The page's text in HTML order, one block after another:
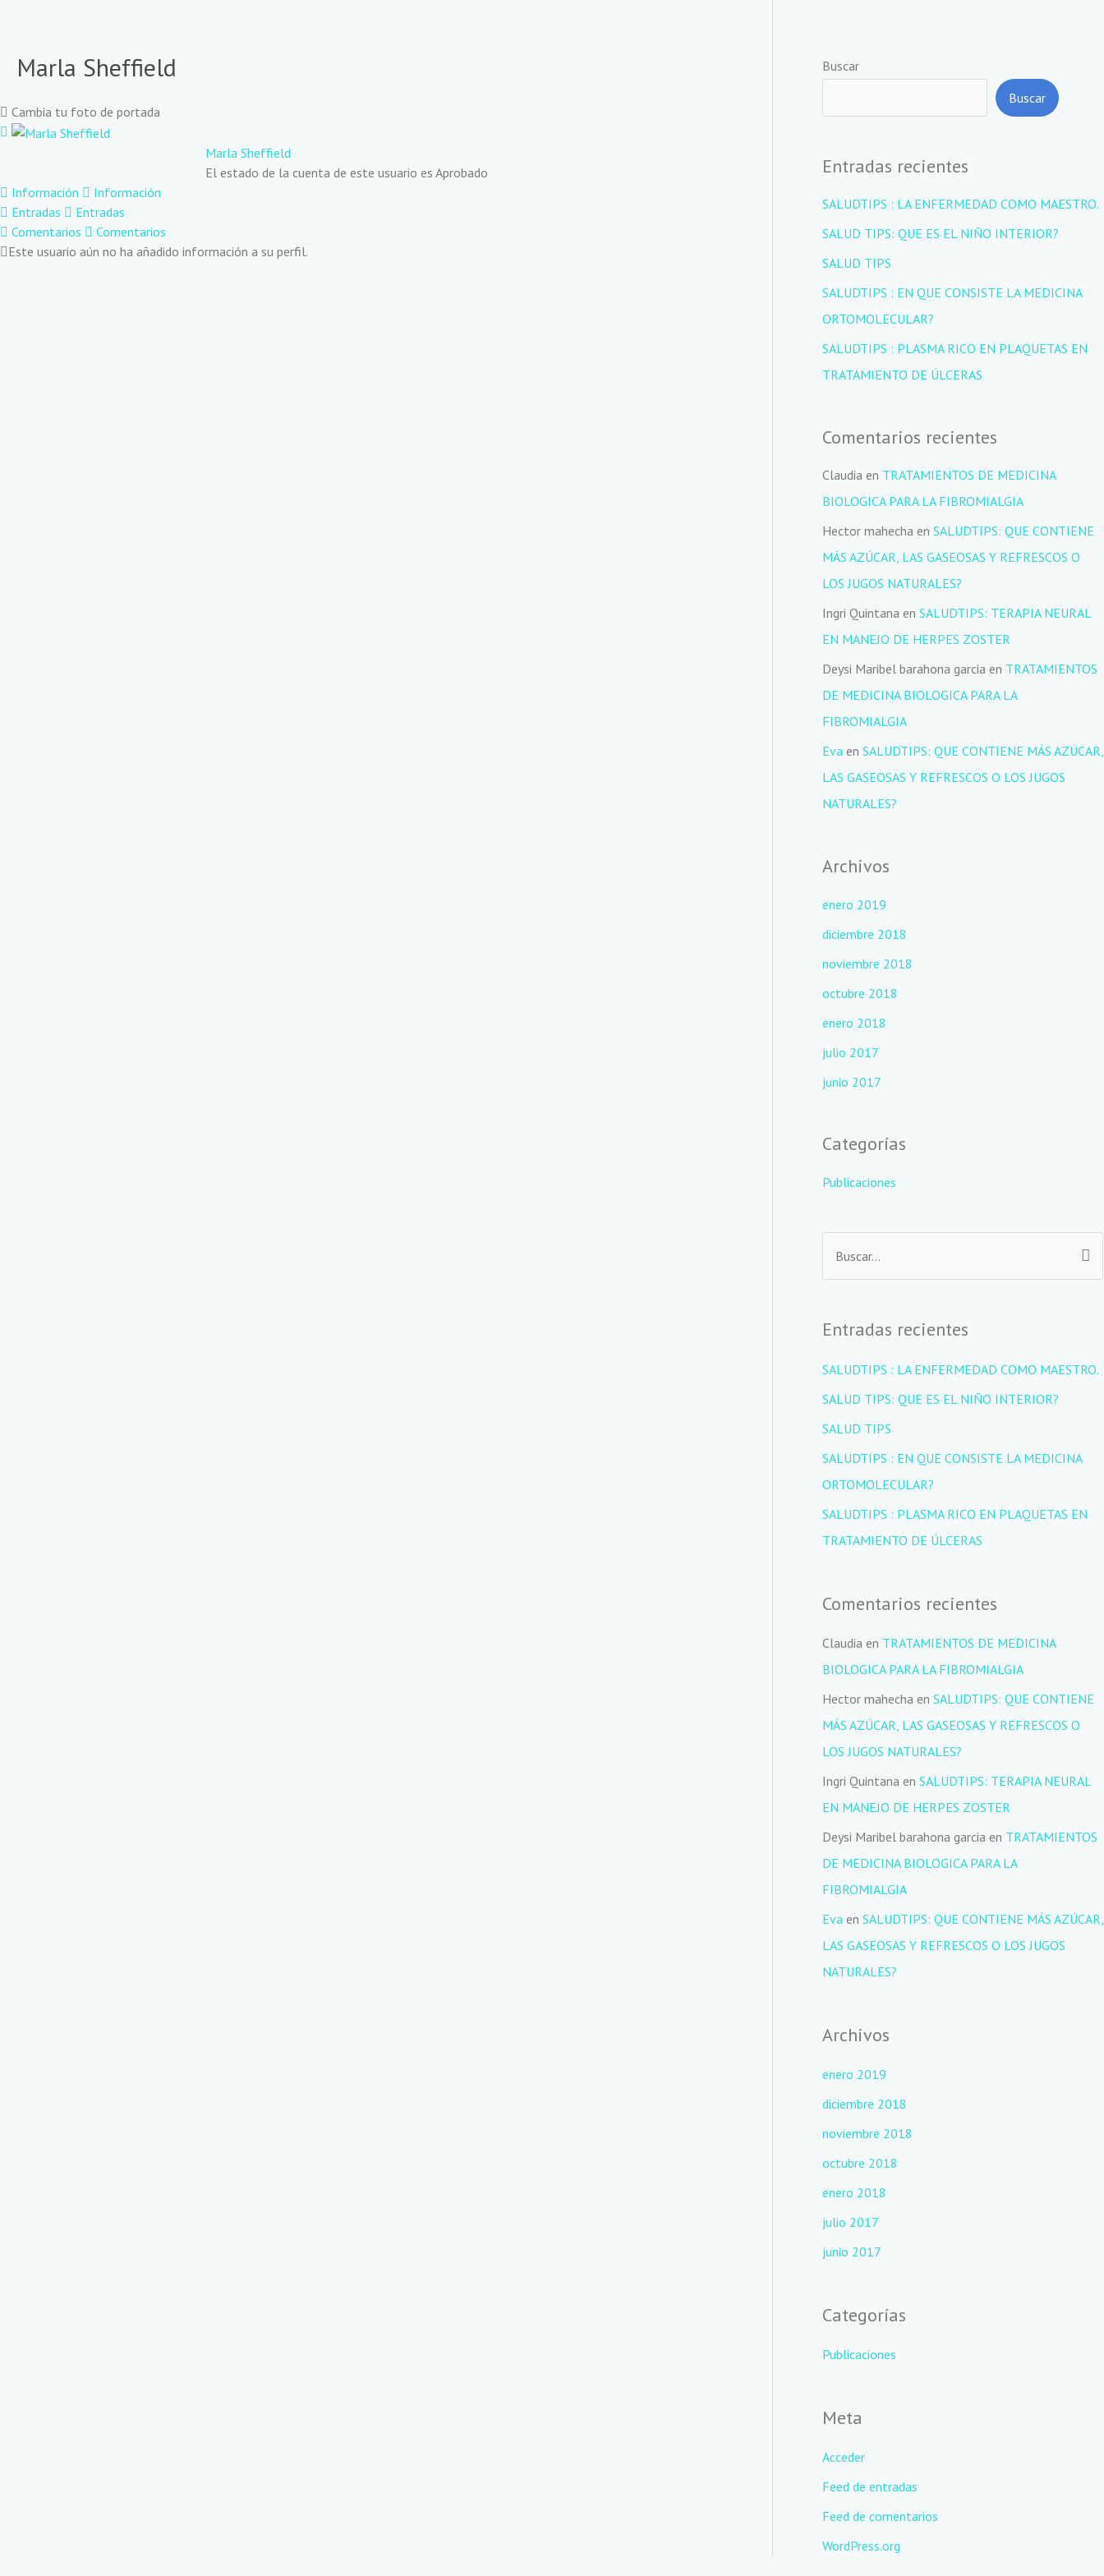
Marla Sheffield
Cambia tu foto de portada
Marla Sheffield
El estado de la cuenta de este usuario es Aprobado
Información
Información
Entradas
Entradas
Comentarios
Comentarios
Este usuario aún no ha añadido información a su perfil.
Buscar
Buscar
Entradas recientes
SALUDTIPS : LA ENFERMEDAD COMO MAESTRO.
SALUD TIPS: QUE ES EL NIÑO INTERIOR?
SALUD TIPS
SALUDTIPS : EN QUE CONSISTE LA MEDICINA
ORTOMOLECULAR?
SALUDTIPS : PLASMA RICO EN PLAQUETAS EN
TRATAMIENTO DE ÚLCERAS
Comentarios recientes
Claudia en TRATAMIENTOS DE MEDICINA
BIOLOGICA PARA LA FIBROMIALGIA
Hector mahecha en SALUDTIPS: QUE CONTIENE
MÁS AZÚCAR, LAS GASEOSAS Y REFRESCOS O
LOS JUGOS NATURALES?
Ingri Quintana en SALUDTIPS: TERAPIA NEURAL
EN MANEJO DE HERPES ZOSTER
Deysi Maribel barahona garcia en TRATAMIENTOS
DE MEDICINA BIOLOGICA PARA LA
FIBROMIALGIA
Evaen SALUDTIPS: QUE CONTIENE MÁS AZÚCAR,
LAS GASEOSAS Y REFRESCOS O LOS JUGOS
NATURALES?
Archivos
enero 2019
diciembre 2018
noviembre 2018
octubre 2018
enero 2018
julio 2017
junio 2017
Categorías
Publicaciones
c
a
r
Entradas recientes
SALUDTIPS : LA ENFERMEDAD COMO MAESTRO.
SALUD TIPS: QUE ES EL NIÑO INTERIOR?
SALUD TIPS
SALUDTIPS : EN QUE CONSISTE LA MEDICINA
ORTOMOLECULAR?
SALUDTIPS : PLASMA RICO EN PLAQUETAS EN
TRATAMIENTO DE ÚLCERAS
Comentarios recientes
Claudia en TRATAMIENTOS DE MEDICINA
BIOLOGICA PARA LA FIBROMIALGIA
Hector mahecha en SALUDTIPS: QUE CONTIENE
MÁS AZÚCAR, LAS GASEOSAS Y REFRESCOS O
LOS JUGOS NATURALES?
Ingri Quintana en SALUDTIPS: TERAPIA NEURAL
EN MANEJO DE HERPES ZOSTER
Deysi Maribel barahona garcia en TRATAMIENTOS
DE MEDICINA BIOLOGICA PARA LA
FIBROMIALGIA
Eva en SALUDTIPS: QUE CONTIENE MÁS AZÚCAR,
LAS GASEOSAS Y REFRESCOS O LOS JUGOS
NATURALES?
Archivos
enero 2019
diciembre 2018
noviembre 2018
octubre 2018
enero 2018
julio 2017
junio 2017
Categorías
Publicaciones
Meta
Acceder
Feed de entradas
Feed de comentarios
WordPress.org